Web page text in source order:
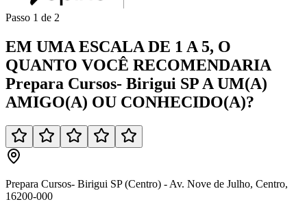
Passo 1 de 2
EM UMA ESCALA DE 1 A 5, O
QUANTO VOCÊ RECOMENDARIA
Prepara Cursos- Birigui SP A UM(A)
AMIGO(A) OU CONHECIDO(A)?
Prepara Cursos- Birigui SP (Centro) - Av. Nove de Julho, Centro,
16200-000